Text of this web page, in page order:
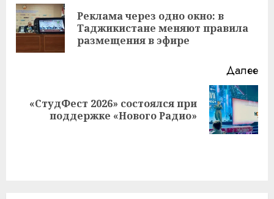
записи
Реклама через одно окно: в
Таджикистане меняют правила
размещения в эфире
Далее
Следующая
запись:
«СтудФест 2026» состоялся при
поддержке «Нового Радио»